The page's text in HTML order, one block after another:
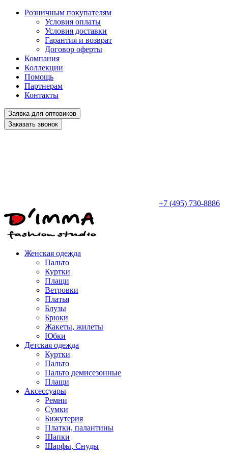
Розничным покупателям
Условия оплаты
Условия доставки
Гарантия и возврат
Договор оферты
Компания
Коллекции
Помощь
Партнерам
Контакты
Заявка для оптовиков
Заказать звонок
+7 (495) 730-8886
Женская одежда
Пальто
Куртки
Плащи
Ветровки
Платья
Блузы
Брюки
Жакеты, жилеты
Юбки
Детская одежда
Куртки
Пальто
Пальто демисезонные
Плащи
Аксессуары
Ремни
Сумки
Бижутерия
Платки, палантины
Шапки
Шарфы, Снуды